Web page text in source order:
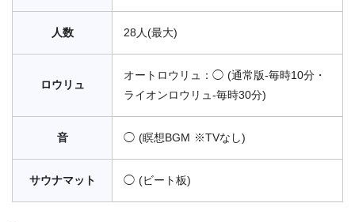
人数 28人(最大)
ロウリュ
オートロウリュ：◯ (通常版-毎時10分・
ライオンロウリュ-毎時30分)
音 ◯ (瞑想BGM ※TVなし)
サウナマット ◯ (ビート板)